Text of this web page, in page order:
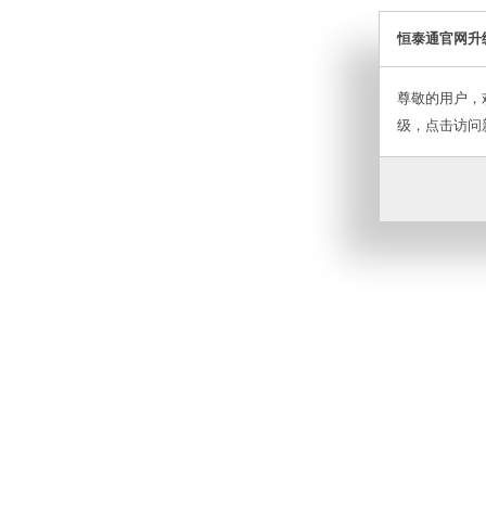
恒泰通官网升
尊敬的用户，
级，点击访问